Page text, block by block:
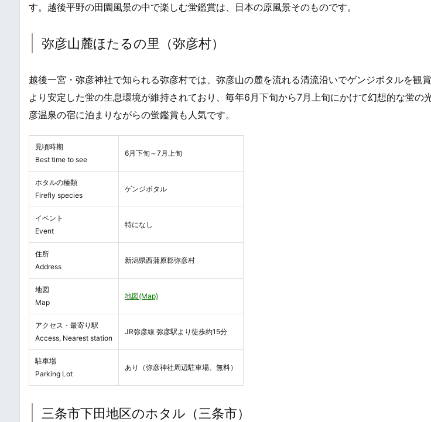
す。越後平野の田園風景の中で楽しむ蛍鑑賞は、日本の原風景そのものです。
弥彦山麓ほたるの里（弥彦村）
越後一宮・弥彦神社で知られる弥彦村では、弥彦山の麓を流れる清流沿いでゲンジボタルを観
より安定した蛍の生息環境が維持されており、毎年6月下旬から7月上旬にかけて幻想的な蛍の
彦温泉の宿に泊まりながらの蛍鑑賞も人気です。
見頃時期
Best time to see
6月下旬～7月上旬
ホタルの種類
Firefly species
ゲンジボタル
イベント
Event
特になし
住所
Address
新潟県西蒲原郡弥彦村
地図
Map
地図(Map)
アクセス・最寄り駅
Access, Nearest station
JR弥彦線 弥彦駅より徒歩約15分
駐車場
Parking Lot
あり（弥彦神社周辺駐車場、無料）
三条市下田地区のホタル（三条市）